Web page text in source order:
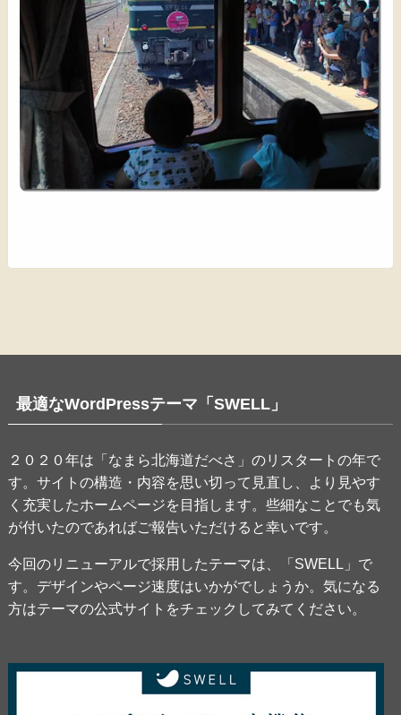
最適なWordPressテーマ「SWELL」
２０２０年は「なまら北海道だべさ」のリスタートの年で
す。サイトの構造・内容を思い切って見直し、より見やす
く充実したホームページを目指します。些細なことでも気
が付いたのであればご報告いただけると幸いです。
今回のリニューアルで採用したテーマは、「SWELL」で
す。デザインやページ速度はいかがでしょうか。気になる
方はテーマの公式サイトをチェックしてみてください。